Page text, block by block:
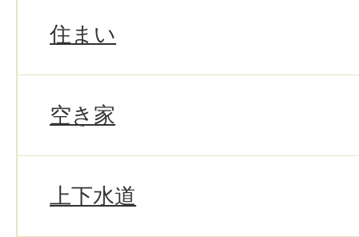
住まい
空き家
上下水道